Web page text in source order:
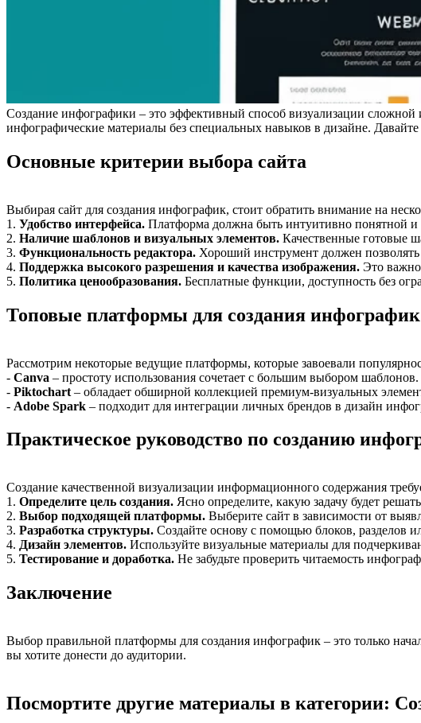
Создание инфографики – это эффективный способ визуализации сложной
инфографические материалы без специальных навыков в дизайне.
Основные критерии выбора сайта
Выбирая сайт для создания инфографик, стоит обратить внимание на
1. Удобство интерфейса. Платформа должна быть интуитивно понятной и
2. Наличие шаблонов и визуальных элементов. Качественные готовые
3. Функциональность редактора. Хороший инструмент должен
4. Поддержка высокого разрешения и качества изображения. Это важно
5. Политика ценообразования. Бесплатные функции, доступность без
Топовые платформы для создания инфографик
Рассмотрим некоторые ведущие платформы, которые завоевали
- Canva – простоту использования сочетает с большим выбором шаблонов.
- Piktochart – обладает обширной коллекцией премиум-визуальных
- Adobe Spark – подходит для интеграции личных брендов в дизайн
Практическое руководство по созданию
Создание качественной визуализации информационного содержания
1. Определите цель создания. Ясно определите, какую задачу будет
2. Выбор подходящей платформы. Выберите сайт в зависимости от
3. Разработка структуры. Создайте основу с помощью блоков, разделов
4. Дизайн элементов. Используйте визуальные материалы для
5. Тестирование и доработка. Не забудьте проверить читаемость
Заключение
Выбор правильной платформы для создания инфографик – это только
вы хотите донести до аудитории.
Посмортите другие материалы в категории: